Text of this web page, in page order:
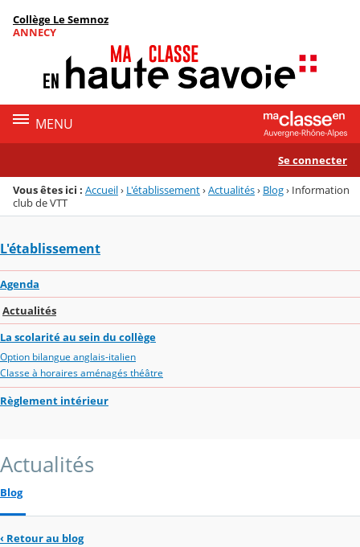
Menu de la rubrique
Contenu
Collège Le Semnoz
ANNECY
MENU
Se connecter
Vous êtes ici : Accueil› L'établissement›Actualités› Blog› Information
club de VTT
L'établissement
Agenda
Actualités
La scolarité au sein du collège
Option bilangue anglais-italien
Classe à horaires aménagés théâtre
Règlement intérieur
Actualités
Blog
‹ Retour au blog